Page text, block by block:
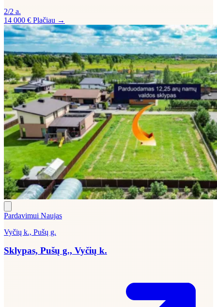
2/2 a.
14 000 € Plačiau →
Pardavimui Naujas
Vyčių k., Pušų g.
Sklypas, Pušų g., Vyčių k.